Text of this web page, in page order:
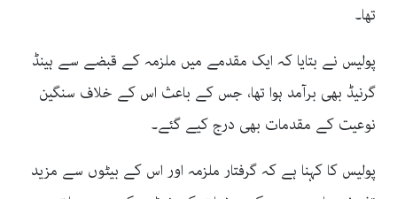
تھا۔
پولیس نے بتایا کہ ایک مقدمے میں ملزمہ کے قبضے سے ہینڈ
گرنیڈ بھی برآمد ہوا تھا، جس کے باعث اس کے خلاف سنگین
نوعیت کے مقدمات بھی درج کیے گئے۔
پولیس کا کہنا ہے کہ گرفتار ملزمہ اور اس کے بیٹوں سے مزید